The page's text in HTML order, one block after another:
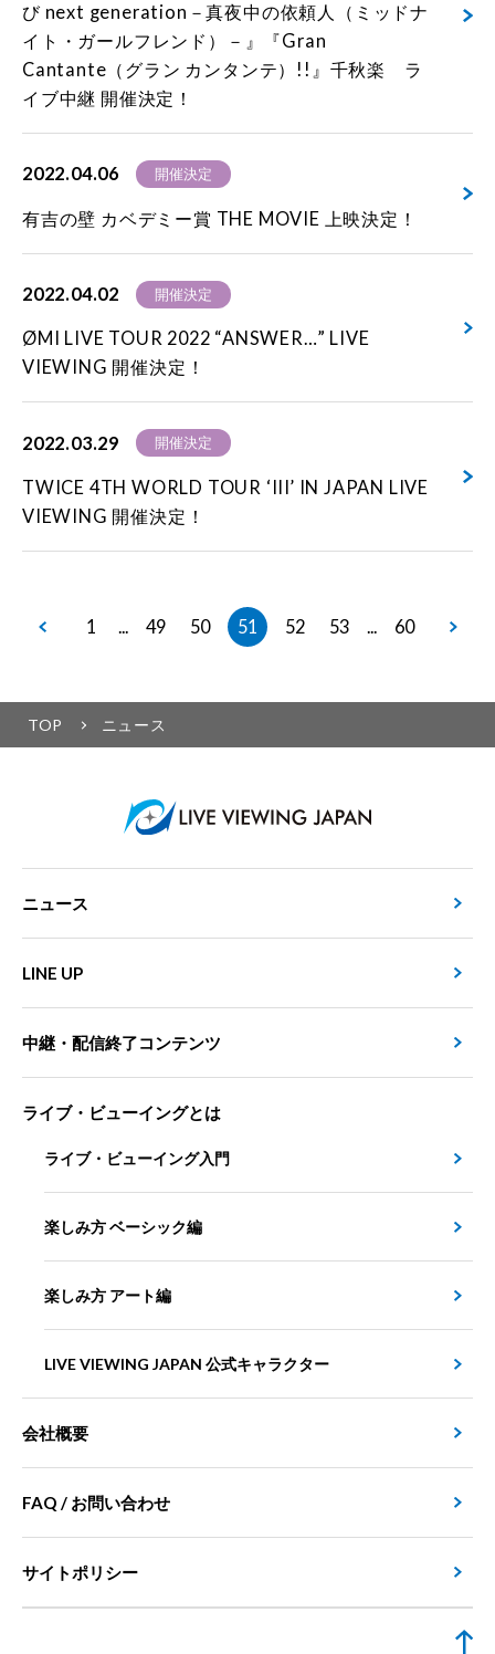
び next generation－真夜中の依頼人（ミッドナ
イト・ガールフレンド）－』『Gran
Cantante（グラン カンタンテ）!!』千秋楽 ラ
イブ中継 開催決定！
2022.04.06 開催決定
有吉の壁 カベデミー賞 THE MOVIE 上映決定！
2022.04.02 開催決定
ØMI LIVE TOUR 2022 “ANSWER…” LIVE
VIEWING 開催決定！
2022.03.29 開催決定
TWICE 4TH WORLD TOUR ‘III’ IN JAPAN LIVE
VIEWING 開催決定！
1 ... 49 50 51 52 53 ... 60
TOP ニュース
ニュース
LINE UP
中継・配信終了コンテンツ
ライブ・ビューイングとは
ライブ・ビューイング入門
楽しみ方 ベーシック編
楽しみ方 アート編
LIVE VIEWING JAPAN 公式キャラクター
会社概要
FAQ / お問い合わせ
サイトポリシー